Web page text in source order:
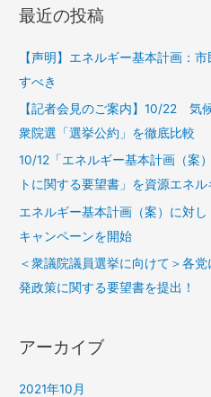
最近の投稿
【声明】エネルギー基本計画：
すべき
【記者会見のご案内】10/22 気
衆院選「選挙公約」を徹底比較
10/12「エネルギー基本計画（案
トに関する要望書」を資源エネル
エネルギー基本計画（案）に対し
キャンペーンを開始
＜衆議院議員選挙に向けて＞各
発政策に関する要望書を提出！
アーカイブ
2021年10月